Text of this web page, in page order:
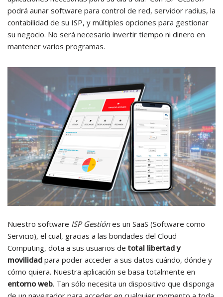
podrá aunar software para control de red, servidor radius, la
contabilidad de su ISP, y múltiples opciones para gestionar
su negocio. No será necesario invertir tiempo ni dinero en
mantener varios programas.
Nuestro software ISP Gestiónes un SaaS (Software como
Servicio), el cual, gracias a las bondades del Cloud
Computing, dota a sus usuarios detotal libertad y
movilidad para poder acceder a sus datos cuándo, dónde y
cómo quiera. Nuestra aplicación se basa totalmente en
entorno web. Tan sólo necesita un dispositivo que disponga